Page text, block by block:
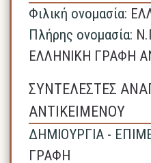
Φιλική ονομασία:
Πλήρης ονομασία:
ΕΛΛΗΝΙΚΗ ΓΡΑΦΗ
ΣΥΝΤΕΛΕΣΤΕΣ
ΑΝΤΙΚΕΙΜΕΝΟΥ
ΔΗΜΙΟΥΡΓΙΑ -
ΓΡΑΦΗ